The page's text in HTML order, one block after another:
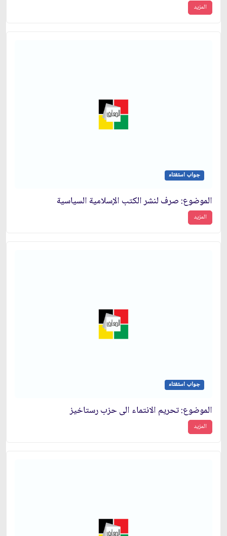
المزيد
جواب استفتاء
الموضوع: صرف لنشر الكتب الإسلامية السياسية
المزيد
جواب استفتاء
الموضوع: تحريم الانتماء الى حزب رستاخيز
المزيد